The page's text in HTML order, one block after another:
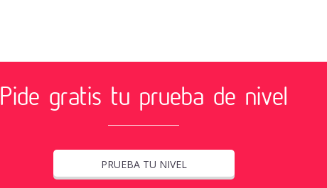
Pide gratis tu prueba de nivel
PRUEBA TU NIVEL